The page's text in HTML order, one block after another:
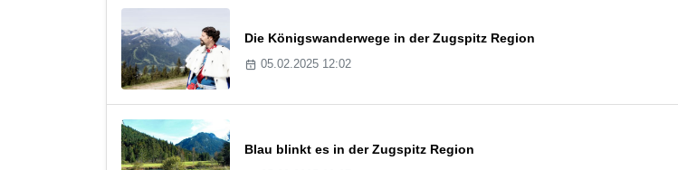
Die Königswanderwege in der Zugspitz Region
05.02.2025 12:02
Blau blinkt es in der Zugspitz Region